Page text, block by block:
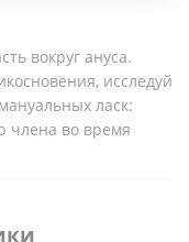
вокруг ануса.
исследуй
ласк:
члена во время
сильные